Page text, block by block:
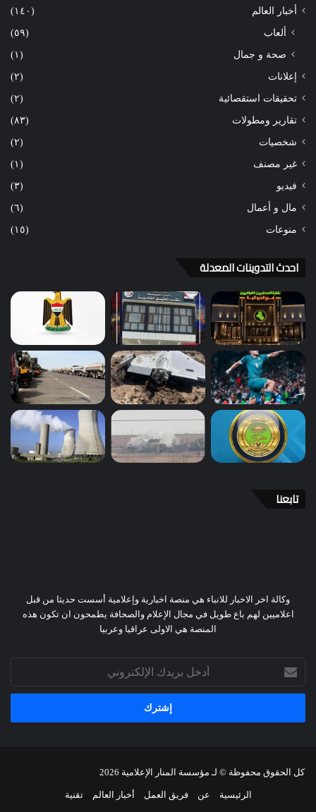
أخبار العالم (١٤٠)
ألعاب
(٥٩)
صحة و جمال
(١)
إعلانات (٢)
تحقيقات استقصائية (٢)
تقارير ومطولات (٨٣)
شخصيات (٢)
غير مصنف (١)
فيديو (٣)
مال و أعمال (٦)
منوعات (١٥)
احدث التدوينات المعدلة
تابعنا
وكالة اخر الاخبار للانباء هي منصة اخبارية وإعلامية أسست حديثا من قبل
اعلاميين لهم باع طويل في مجال الإعلام والصحافة يطمحون ان تكون هذه
المنصة هي الاولى عراقيا وعربيا
بريدك
الإلكتروني
كل الحقوق محفوظة © لـ مؤسسة المنار الإعلامية
الرئيسية عن فريق العمل أخبار العالم تقنية